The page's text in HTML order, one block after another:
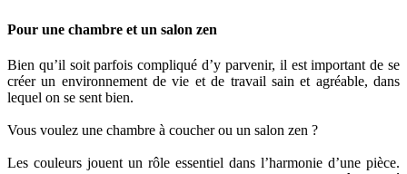
Pour une chambre et un salon zen
Bien qu’il soit parfois compliqué d’y parvenir, il est important de se
créer un environnement de vie et de travail sain et agréable, dans
lequel on se sent bien.
Vous voulez une chambre à coucher ou un salon zen ?
Les couleurs jouent un rôle essentiel dans l’harmonie d’une pièce.